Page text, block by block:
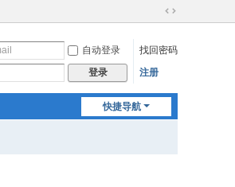
切
到
自动登录
找回密码
登录 注册
快捷导航